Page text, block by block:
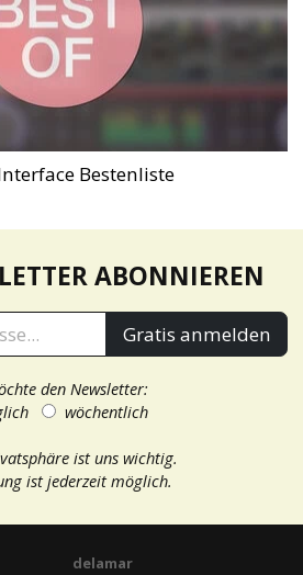
Bestenliste
ABONNIEREN
Gratis anmelden
den Newsletter:
wöchentlich
ist uns wichtig.
ist jederzeit möglich.
delamar